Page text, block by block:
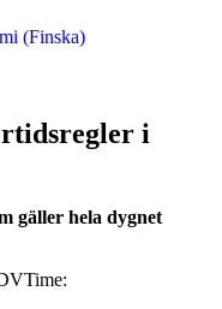
(Finska)
i
gäller hela dygnet